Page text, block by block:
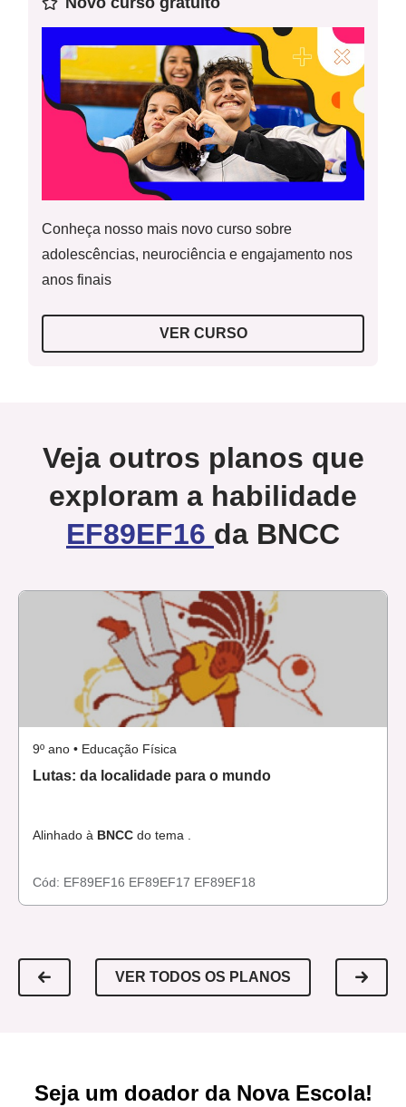
Conheça nosso mais novo curso sobre
adolescências, neurociência e engajamento nos
anos finais
VER CURSO
Veja outros planos que
exploram a habilidade
EF89EF16 da BNCC
9º ano • Educação Física
Lutas: da localidade para o mundo
Alinhado à BNCC do tema .
Cód: EF89EF16 EF89EF17 EF89EF18
VER TODOS OS PLANOS
Seja um doador da Nova Escola!